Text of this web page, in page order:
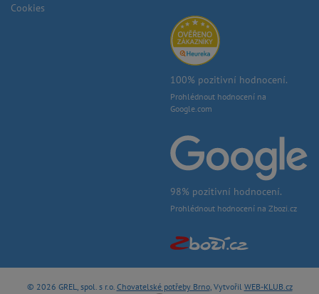
Cookies
100% pozitivní hodnocení.
Prohlédnout hodnocení na
Google.com
98% pozitivní hodnocení.
Prohlédnout hodnocení na Zbozi.cz
© 2026 GREL, spol. s r.o. Chovatelské potřeby Brno, Vytvořil WEB-KLUB.cz